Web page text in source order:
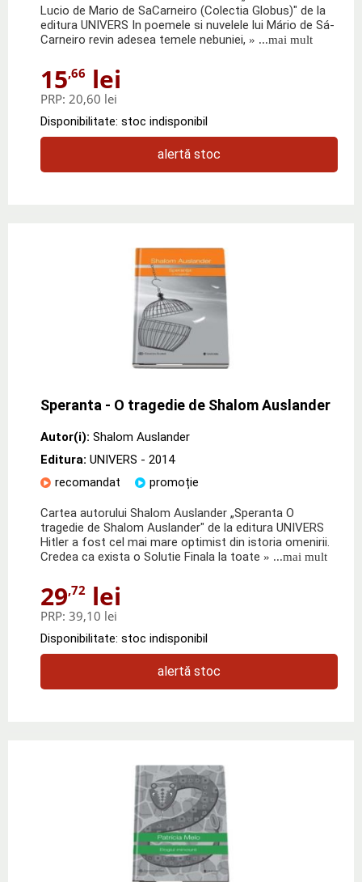
Lucio de Mario de SaCarneiro (Colectia Globus)" de la
editura UNIVERS In poemele si nuvelele lui Mário de Sá-
Carneiro revin adesea temele nebuniei, » ...mai mult
15,66 lei
PRP: 20,60 lei
Disponibilitate: stoc indisponibil
alertă stoc
Speranta - O tragedie de Shalom Auslander
Autor(i): Shalom Auslander
Editura: UNIVERS - 2014
recomandat
promoție
Cartea autorului Shalom Auslander „Speranta O
tragedie de Shalom Auslander" de la editura UNIVERS
Hitler a fost cel mai mare optimist din istoria omenirii.
Credea ca exista o Solutie Finala la toate » ...mai mult
29,72 lei
PRP: 39,10 lei
Disponibilitate: stoc indisponibil
alertă stoc